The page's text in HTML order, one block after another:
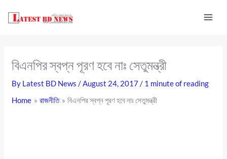
বিএনপির স্বপ্ন পূরণ হবে নাঃ সেতুমন্ত্রী
By Latest BD News/August 24, 2017/ 1 minute of reading
Home
রাজনীতি বিএনপির স্বপ্ন পূরণ হবে নাঃ সেতুমন্ত্রী